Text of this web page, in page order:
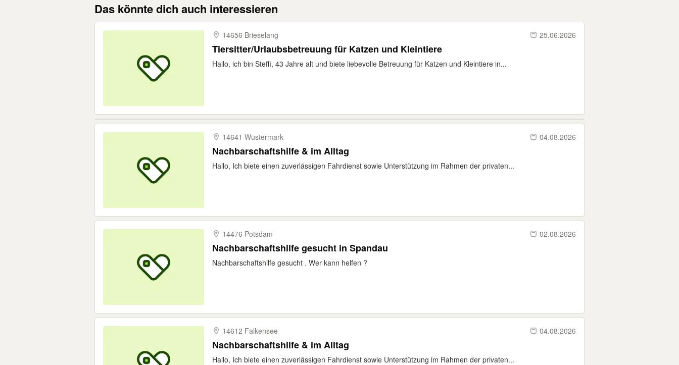
Das könnte dich auch interessieren
14656 Brieselang 25.06.2026
Tiersitter/Urlaubsbetreuung für Katzen und Kleintiere
Hallo, ich bin Steffi, 43 Jahre alt und biete liebevolle Betreuung für Katzen und Kleintiere in...
14641 Wustermark 04.08.2026
Nachbarschaftshilfe & im Alltag
Hallo, Ich biete einen zuverlässigen Fahrdienst sowie Unterstützung im Rahmen der privaten...
14476 Potsdam 02.08.2026
Nachbarschaftshilfe gesucht in Spandau
Nachbarschaftshilfe gesucht . Wer kann helfen ?
14612 Falkensee 04.08.2026
Nachbarschaftshilfe & im Alltag
Hallo, Ich biete einen zuverlässigen Fahrdienst sowie Unterstützung im Rahmen der privaten...